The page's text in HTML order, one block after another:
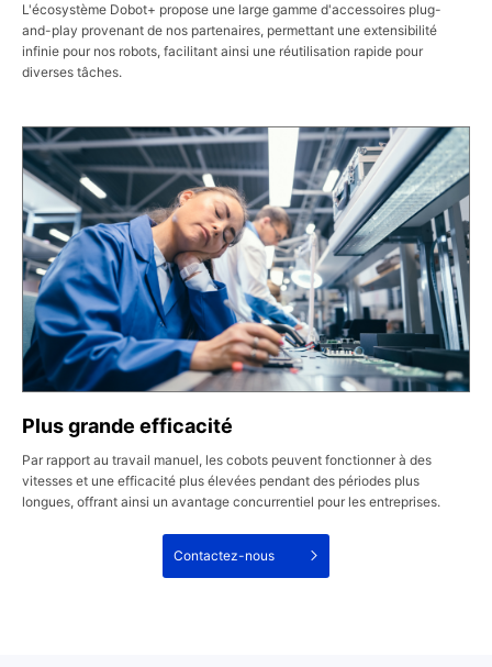
L'écosystème Dobot+ propose une large gamme d'accessoires plug-
and-play provenant de nos partenaires, permettant une extensibilité
infinie pour nos robots, facilitant ainsi une réutilisation rapide pour
diverses tâches.
Plus grande efficacité
Par rapport au travail manuel, les cobots peuvent fonctionner à des
vitesses et une efficacité plus élevées pendant des périodes plus
longues, offrant ainsi un avantage concurrentiel pour les entreprises.
Contactez-nous